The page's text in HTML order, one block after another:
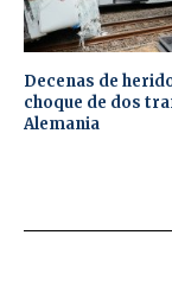
Decenas de
choque de dos
Alemania